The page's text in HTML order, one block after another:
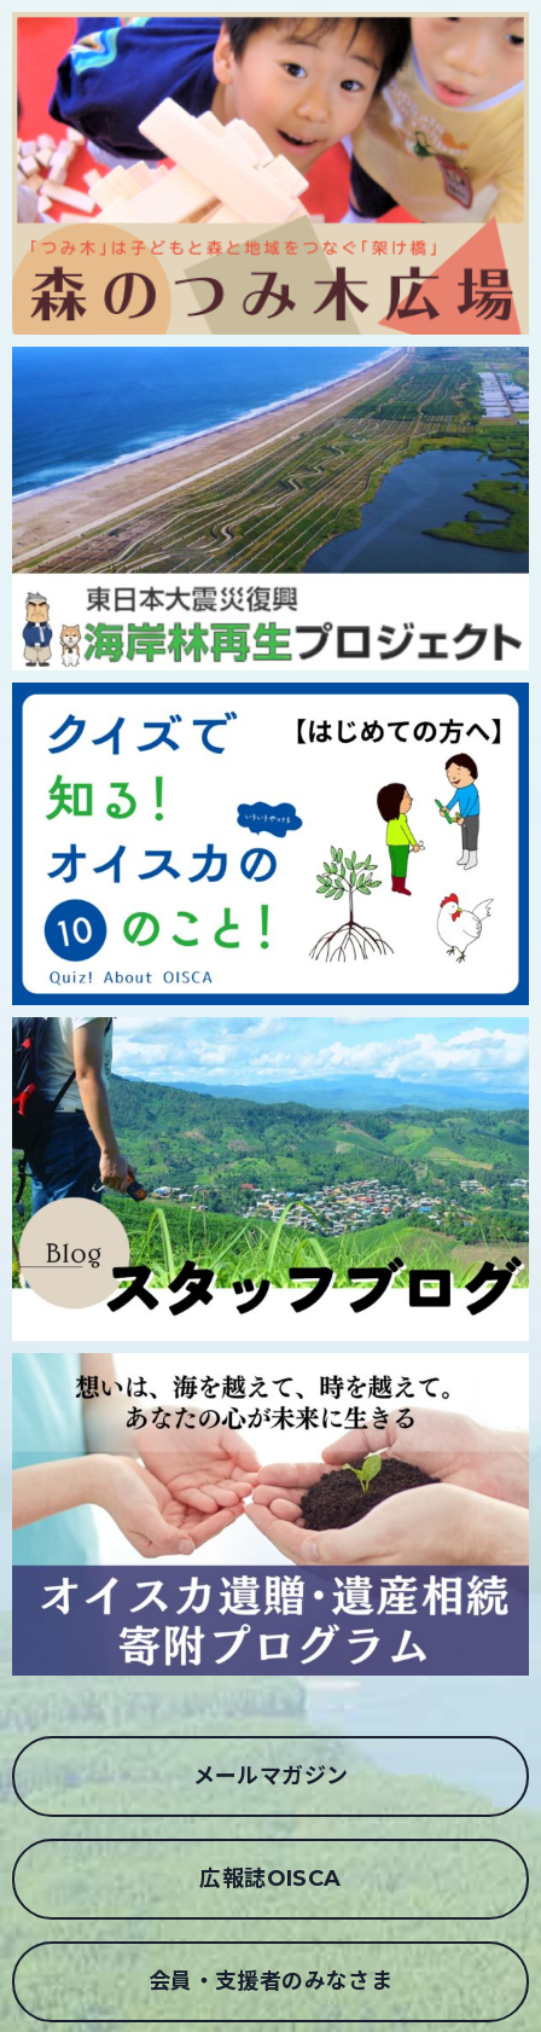
メールマガジン
広報誌OISCA
会員・支援者のみなさま